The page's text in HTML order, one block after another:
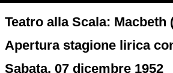
Teatro alla Scala: Macbeth
Apertura stagione lirica
Sabata, 07 dicembre 1952